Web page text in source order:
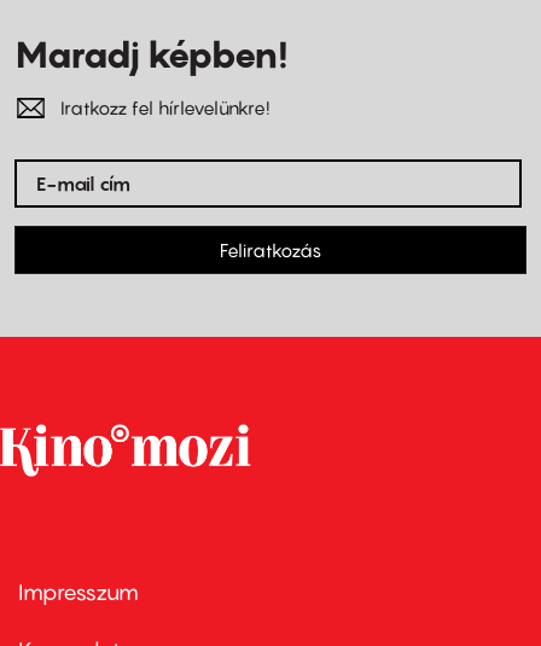
Maradj képben!
Iratkozz fel hírlevelünkre!
Feliratkozás
Footer
first
Impresszum